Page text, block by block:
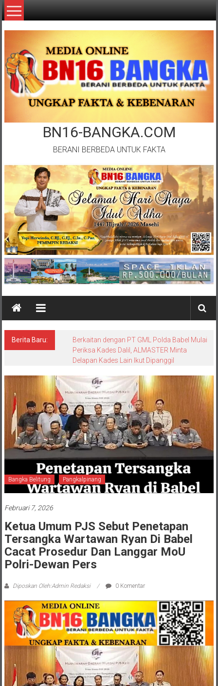
Lompat
ke
BN16-BANGKA.COM
BERANI BERBEDA UNTUK FAKTA
Berita Baru:
Berkaitan dengan PT GML Polda Babel Mulai
Periksa Kades Dalil, ALMASTER Minta
Delapan Kades Lain Ikut Dipanggil
Bangka Belitung Pangkalpinang
Februari 7, 2026
Ketua Umum PJS Sebut Penetapan
Tersangka Wartawan Ryan Di Babel
Cacat Prosedur Dan Langgar MoU
Polri-Dewan Pers
Diposkan Oleh:Admin Redaksi 0 Komentar